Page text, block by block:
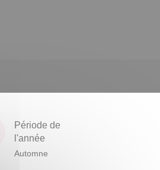
Période de
l'année
Automne